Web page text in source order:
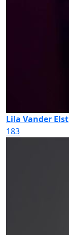
Lila Vander Elst
183